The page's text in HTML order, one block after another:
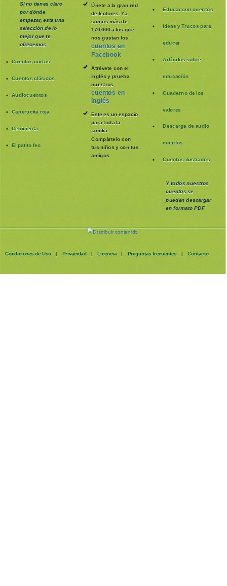
Si no tienes claro
por dónde
empezar, esta una
selección de lo
mejor que te
ofrecemos
Cuentos cortos
Cuentos clásicos
Audiocuentos
Caperucita roja
Cenicienta
El patito feo
Únete a la gran red
de lectores. Ya
somos más de
170.000 a los que
nos gustan los
cuentos en
Facebook
Atrévete con el
inglés y prueba
nuestros
cuentos en
inglés
Este es un espacio
para toda la
familia.
Compártelo con
tus niños y con tus
amigos
Educar con cuentos
Ideas y Trucos para
educar
Artículos sobre
educación
Cuaderno de los
valores
Descarga de audio
cuentos
Cuentos ilustrados
Y todos nuestros
cuentos se
puedendescargar
en formato PDF
Condiciones de Uso | Privacidad | Licencia | Preguntas frecuentes | Contacto